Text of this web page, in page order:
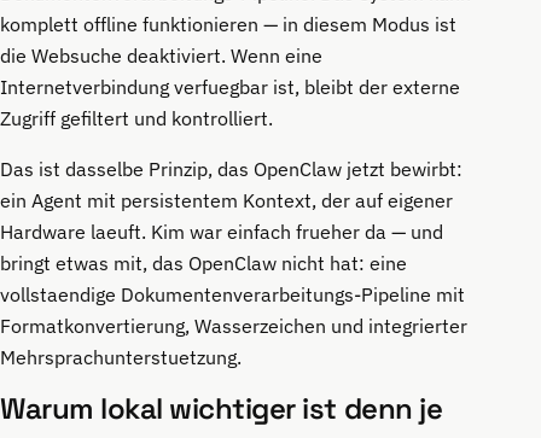
komplett offline funktionieren — in diesem Modus ist
die Websuche deaktiviert. Wenn eine
Internetverbindung verfuegbar ist, bleibt der externe
Zugriff gefiltert und kontrolliert.
Das ist dasselbe Prinzip, das OpenClaw jetzt bewirbt:
ein Agent mit persistentem Kontext, der auf eigener
Hardware laeuft. Kim war einfach frueher da — und
bringt etwas mit, das OpenClaw nicht hat: eine
vollstaendige Dokumentenverarbeitungs-Pipeline mit
Formatkonvertierung, Wasserzeichen und integrierter
Mehrsprachunterstuetzung.
Warum lokal wichtiger ist denn je